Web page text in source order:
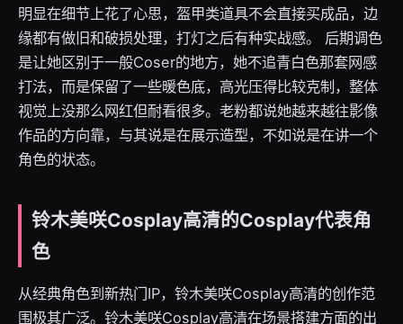
明显在细节上花了心思，盔甲类道具不会直接买成品，边
缘都有做旧和破损处理，打灯之后有种实战感。 后期调色
是让她区别于一般Coser的地方，她不追青白色那套网感
打法，而是保留了一些暖色底，高光压得比较克制，整体
视觉上没那么网红但耐看很多。老粉都说她越来越往影像
作品的方向靠，与其说是在展示造型，不如说是在讲一个
角色的状态。
铃木美咲Cosplay高清的Cosplay代表角
色
从经典角色到新热门IP，铃木美咲Cosplay高清的创作范
围极其广泛。铃木美咲Cosplay高清在场景搭建方面的出